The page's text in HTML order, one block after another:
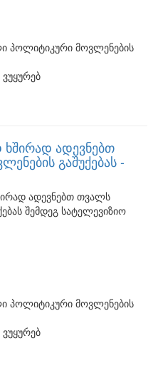
პოლიტიკური მოვლენების
ხშირად ადევნებთ
გაშუქებას -
ადევნებთ თვალს
შემდეგ სატელევიზიო
პოლიტიკური მოვლენების